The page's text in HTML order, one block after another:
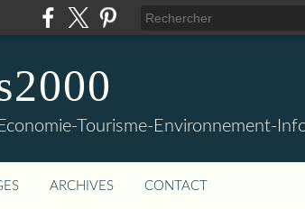
Tourisme-Environnement-
ARCHIVES CONTACT